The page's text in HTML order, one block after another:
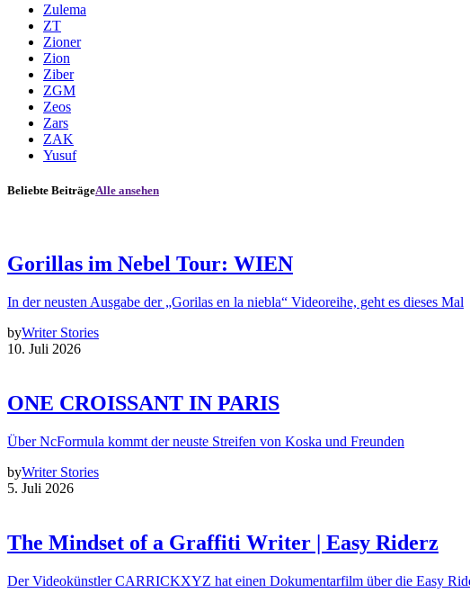
Zulema
ZT
Zioner
Zion
Ziber
ZGM
Zeos
Zars
ZAK
Yusuf
Beliebte BeiträgeAlle ansehen
Gorillas im Nebel Tour: WIEN
In der neusten Ausgabe der „Gorilas en la niebla“ Videoreihe, geht es dieses Mal
byWriter Stories
10. Juli 2026
ONE CROISSANT IN PARIS
Über NcFormula kommt der neuste Streifen von Koska und Freunden
byWriter Stories
5. Juli 2026
The Mindset of a Graffiti Writer | Easy Riderz
Der Videokünstler CARRICKXYZ hat einen Dokumentarfilm über die Easy